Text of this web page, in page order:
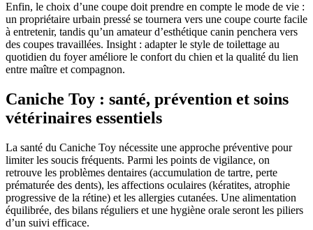
Enfin, le choix d’une coupe doit prendre en compte le mode de vie :
un propriétaire urbain pressé se tournera vers une coupe courte facile
à entretenir, tandis qu’un amateur d’esthétique canin penchera vers
des coupes travaillées. Insight : adapter le style de toilettage au
quotidien du foyer améliore le confort du chien et la qualité du lien
entre maître et compagnon.
Caniche Toy : santé, prévention et soins
vétérinaires essentiels
La santé du Caniche Toy nécessite une approche préventive pour
limiter les soucis fréquents. Parmi les points de vigilance, on
retrouve les problèmes dentaires (accumulation de tartre, perte
prématurée des dents), les affections oculaires (kératites, atrophie
progressive de la rétine) et les allergies cutanées. Une alimentation
équilibrée, des bilans réguliers et une hygiène orale seront les piliers
d’un suivi efficace.